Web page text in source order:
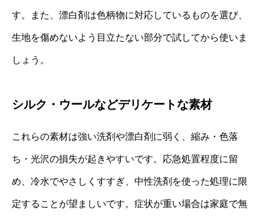
す。また、漂白剤は色柄物に対応しているものを選び、
生地を傷めないよう目立たない部分で試してから使いま
しょう。
シルク・ウールなどデリケートな素材
これらの素材は強い洗剤や漂白剤に弱く、縮み・色落
ち・光沢の損失が起きやすいです。応急処置程度に留
め、冷水でやさしくすすぎ、中性洗剤を使った処理に限
定することが望ましいです。症状が重い場合は家庭で無